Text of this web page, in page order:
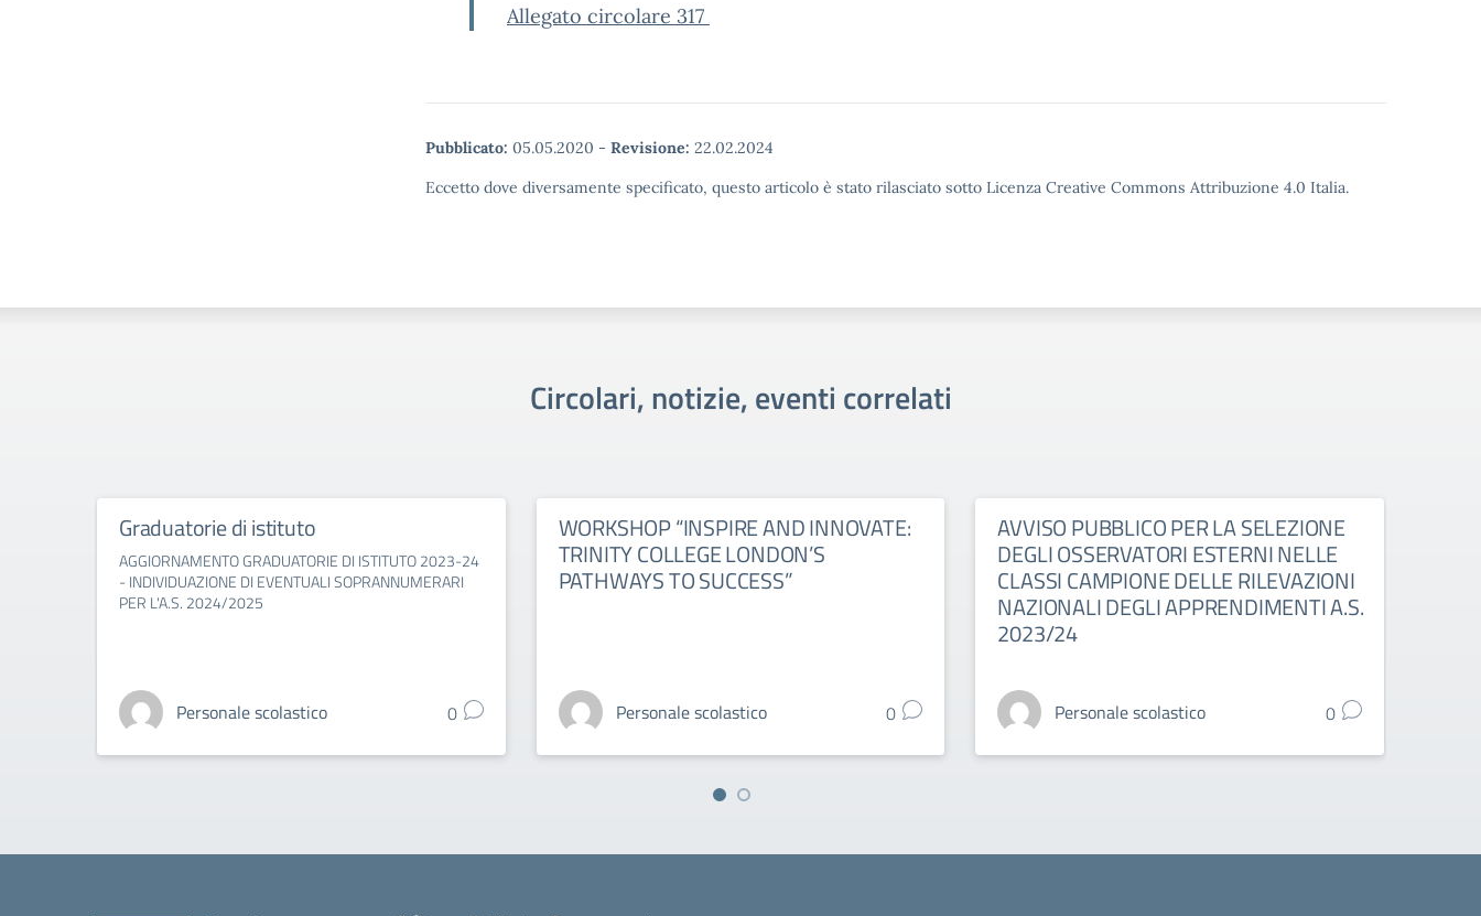
Allegato circolare 317
Pubblicato: 05.05.2020 - Revisione: 22.02.2024
Eccetto dove diversamente specificato, questo articolo è stato rilasciato sotto Licenza Creative Commons Attribuzione 4.0 Italia.
Circolari, notizie, eventi correlati
Graduatorie di istituto
AGGIORNAMENTO GRADUATORIE DI ISTITUTO 2023-24
- INDIVIDUAZIONE DI EVENTUALI SOPRANNUMERARI
PER L'A.S. 2024/2025
Personale scolastico 0
WORKSHOP “INSPIRE AND INNOVATE:
TRINITY COLLEGE LONDON’S
PATHWAYS TO SUCCESS”
Personale scolastico 0
AVVISO PUBBLICO PER LA SELEZIONE
DEGLI OSSERVATORI ESTERNI NELLE
CLASSI CAMPIONE DELLE RILEVAZIONI
NAZIONALI DEGLI APPRENDIMENTI A.S.
2023/24
Personale scolastico 0